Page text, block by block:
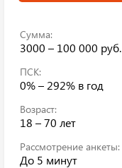
Сумма:
3000 – 100 000 руб.
ПСК:
0% – 292% в год
Возраст:
18 – 70 лет
Рассмотрение анкеты:
До 5 минут